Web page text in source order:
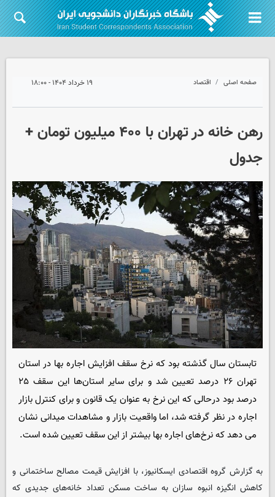
صفحه اصلی اقتصاد ۱۹ خرداد ۱۴۰۴ - ۱۸:۰۰
رهن خانه در تهران با ۴۰۰ میلیون تومان +
جدول
تابستان سال گذشته بود که نرخ سقف افزایش اجاره بها در استان
تهران ۲۶ درصد تعیین شد و برای سایر استان‌ها این سقف ۲۵
درصد بود درحالی که این نرخ به عنوان یک قانون و برای کنترل بازار
اجاره در نظر گرفته شد، اما واقعیت بازار و مشاهدات میدانی نشان
می دهد که نرخ‌های اجاره بها بیشتر از این سقف تعیین شده است.
به گزارش گروه اقتصادی ایسکانیوز، با افزایش قیمت مصالح ساختمانی و
کاهش انگیزه انبوه سازان به ساخت مسکن تعداد خانه‌های جدیدی که